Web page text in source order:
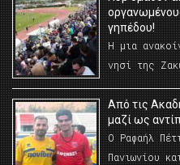
γηπέδου!
Η μια
νησί της
Από τις
μαζί ως
Ο Ραφαήλ
Πανιωνίου